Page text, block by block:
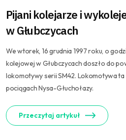
Pijani kolejarze i
w Głubczycach
We wtorek, 16 grudnia 1997 roku, o
kolejowej w Głubczycach doszło do
lokomotywy serii SM42. Lokomotywa ta
pociągach Nysa-Głuchołazy.
Przeczytaj artykuł